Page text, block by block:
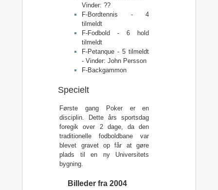
Vinder: ??
F-Bordtennis - 4
tilmeldt
F-Fodbold - 6 hold
tilmeldt
F-Petanque - 5 tilmeldt
- Vinder: John Persson
F-Backgammon
Specielt
Første gang Poker er en
disciplin. Dette års sportsdag
foregik over 2 dage, da den
traditionelle fodboldbane var
blevet gravet op får at gøre
plads til en ny Universitets
bygning.
Billeder fra 2004